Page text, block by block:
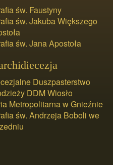
św. Faustyny
św. Jakuba Większego
św. Jana Apostoła
Duszpasterstwo
DDM Wiosło
Metropolitarna w Gnieźnie
św. Andrzeja Boboli we